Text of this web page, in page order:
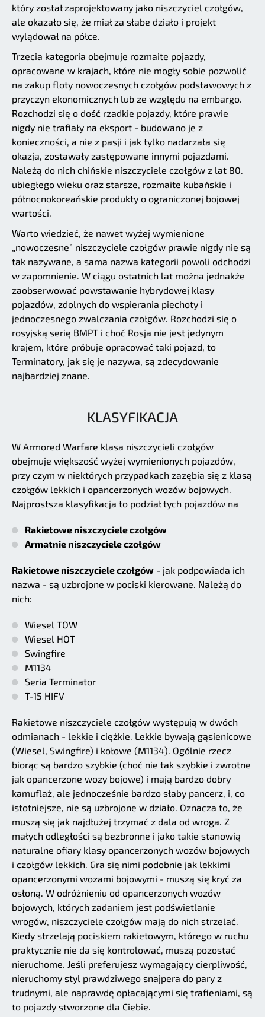
który został zaprojektowany jako niszczyciel czołgów,
ale okazało się, że miał za słabe działo i projekt
wylądował na półce.
Trzecia kategoria obejmuje rozmaite pojazdy,
opracowane w krajach, które nie mogły sobie pozwolić
na zakup floty nowoczesnych czołgów podstawowych z
przyczyn ekonomicznych lub ze względu na embargo.
Rozchodzi się o dość rzadkie pojazdy, które prawie
nigdy nie trafiały na eksport - budowano je z
konieczności, a nie z pasji i jak tylko nadarzała się
okazja, zostawały zastępowane innymi pojazdami.
Należą do nich chińskie niszczyciele czołgów z lat 80.
ubiegłego wieku oraz starsze, rozmaite kubańskie i
północnokoreańskie produkty o ograniczonej bojowej
wartości.
Warto wiedzieć, że nawet wyżej wymienione
„nowoczesne” niszczyciele czołgów prawie nigdy nie są
tak nazywane, a sama nazwa kategorii powoli odchodzi
w zapomnienie. W ciągu ostatnich lat można jednakże
zaobserwować powstawanie hybrydowej klasy
pojazdów, zdolnych do wspierania piechoty i
jednoczesnego zwalczania czołgów. Rozchodzi się o
rosyjską serię BMPT i choć Rosja nie jest jedynym
krajem, które próbuje opracować taki pojazd, to
Terminatory, jak się je nazywa, są zdecydowanie
najbardziej znane.
KLASYFIKACJA
W Armored Warfare klasa niszczycieli czołgów
obejmuje większość wyżej wymienionych pojazdów,
przy czym w niektórych przypadkach zazębia się z klasą
czołgów lekkich i opancerzonych wozów bojowych.
Najprostsza klasyfikacja to podział tych pojazdów na
Rakietowe niszczyciele czołgów
Armatnie niszczyciele czołgów
Rakietowe niszczyciele czołgów - jak podpowiada ich
nazwa - są uzbrojone w pociski kierowane. Należą do
nich:
Wiesel TOW
Wiesel HOT
Swingfire
M1134
Seria Terminator
T-15 HIFV
Rakietowe niszczyciele czołgów występują w dwóch
odmianach - lekkie i ciężkie. Lekkie bywają gąsienicowe
(Wiesel, Swingfire) i kołowe (M1134). Ogólnie rzecz
biorąc są bardzo szybkie (choć nie tak szybkie i zwrotne
jak opancerzone wozy bojowe) i mają bardzo dobry
kamuflaż, ale jednocześnie bardzo słaby pancerz, i, co
istotniejsze, nie są uzbrojone w działo. Oznacza to, że
muszą się jak najdłużej trzymać z dala od wroga. Z
małych odległości są bezbronne i jako takie stanowią
naturalne ofiary klasy opancerzonych wozów bojowych
i czołgów lekkich. Gra się nimi podobnie jak lekkimi
opancerzonymi wozami bojowymi - muszą się kryć za
osłoną. W odróżnieniu od opancerzonych wozów
bojowych, których zadaniem jest podświetlanie
wrogów, niszczyciele czołgów mają do nich strzelać.
Kiedy strzelają pociskiem rakietowym, którego w ruchu
praktycznie nie da się kontrolować, muszą pozostać
nieruchome. Jeśli preferujesz wymagający cierpliwość,
nieruchomy styl prawdziwego snajpera do pary z
trudnymi, ale naprawdę opłacającymi się trafieniami, są
to pojazdy stworzone dla Ciebie.